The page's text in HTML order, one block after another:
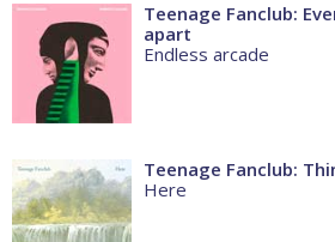
Teenage Fanclub:
apart
Endless arcade
Teenage Fanclub:
Here